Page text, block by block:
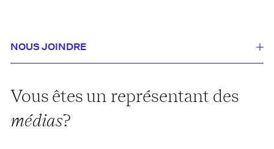
NOUS JOINDRE
Vous êtes un représentant des
médias?